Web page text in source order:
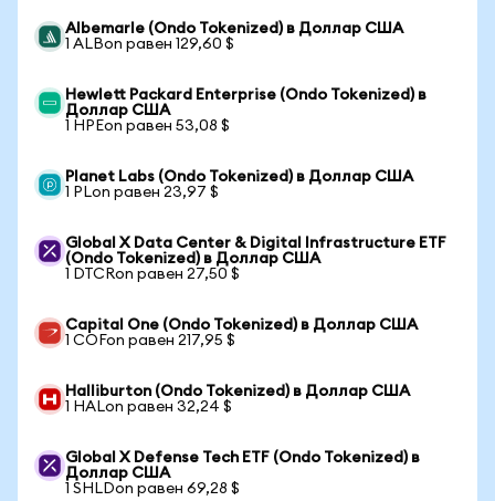
Albemarle (Ondo Tokenized) в Доллар США
1 ALBon равен 129,60 $
Hewlett Packard Enterprise (Ondo Tokenized) в
Доллар США
1 HPEon равен 53,08 $
Planet Labs (Ondo Tokenized) в Доллар США
1 PLon равен 23,97 $
Global X Data Center & Digital Infrastructure ETF
(Ondo Tokenized) в Доллар США
1 DTCRon равен 27,50 $
Capital One (Ondo Tokenized) в Доллар США
1 COFon равен 217,95 $
Halliburton (Ondo Tokenized) в Доллар США
1 HALon равен 32,24 $
Global X Defense Tech ETF (Ondo Tokenized) в
Доллар США
1 SHLDon равен 69,28 $